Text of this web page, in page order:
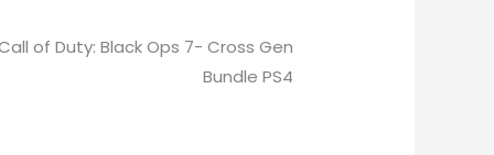
of Duty: Black Ops 7- Cross Gen
Bundle PS4